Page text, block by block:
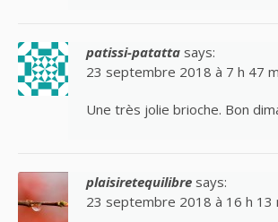
patissi-patatta says:
23 septembre 2018 à 7 h 47
Une très jolie brioche. Bon
plaisiretequilibre says:
23 septembre 2018 à 16 h 13